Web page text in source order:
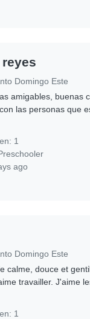
Domingo Este
amigables, buenas
las personas que
1
ago
Domingo Este
calme, douce et
travailler. J'aime
1